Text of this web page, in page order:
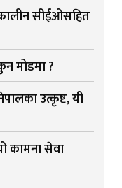
सीईओसहित
मोडमा ?
उत्कृष्ट, यी
कामना सेवा